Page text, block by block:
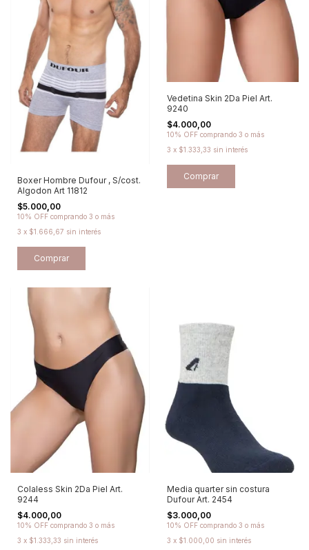
Boxer Hombre Dufour , S/cost.
Algodon Art 11812
$5.000,00
10% OFF comprando 3 o más
3 x $1.666,67 sin interés
Comprar
Vedetina Skin 2Da Piel Art.
9240
$4.000,00
10% OFF comprando 3 o más
3 x $1.333,33 sin interés
Comprar
Colaless Skin 2Da Piel Art.
9244
$4.000,00
10% OFF comprando 3 o más
3 x $1.333,33 sin interés
Media quarter sin costura
Dufour Art. 2454
$3.000,00
10% OFF comprando 3 o más
3 x $1.000,00 sin interés